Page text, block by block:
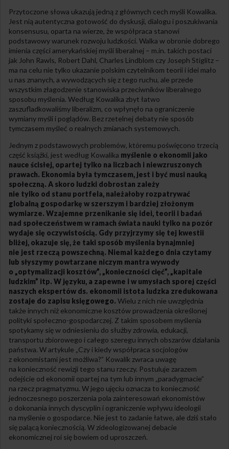
Przytoczone słowa ukazują jedną z głównych cech myśli Kowalika.
Jest nią autentyczna gotowość do dyskusji, dialogu i poszukiwania
konsensusu, oparta na wierze, że współpraca stanowi
podstawowy warunek rozwoju ludzkości. Walka w obronie dobrego
imienia części amerykańskiej myśli liberalnej – m.in. takich postaci
jak John Rawls, Robert Dahl, Charles Lindblom czy Joseph Stiglitz –
ma na celu nie tylko ukazanie polskim czytelnikom teorii i idei mało
u nas znanych, a wywodzących się z tego ruchu, ale przede
wszystkim złagodzenie stanowiska przeciwników liberalnego
sposobu myślenia. Według Kowalika zbyt łatwo
zaszufladkowaliśmy liberalizm, co wpłynęło na ograniczenie
wymiany myśli i poglądów. Bez rzetelnej debaty nie sposób
tymczasem myśleć o realnych zmianach systemowych.
Jednym z podstawowych problemów, któremu poświęcono trzecią
część książki, jest według Kowalika myślenie o ekonomii jako
nauce ścisłej, opartej tylko na liczbach i niewzruszonych
prawach. Ekonomia była tymczasem, jest i być musi nauką
społeczną. A skoro lud zki dobrostan zależy
nie tylko od stanu portfela, należałoby rozpatrywać
globalną gospodarkę w szerszym i bardziej złożonym
wymiarze. Wzajemne przenikanie się idei, teorii i badań
nad społeczeństwem w ramach świata nauki tylko na pozór
wydaje się oczywistością. Gdy przyjrzymy się tej kwestii
bliżej, okazuje się, że taki sposób myślenia bynajmniej
nie jest rzeczą powszechną. Niemal każdego dnia czytamy
lub słyszymy powtarzane niczym mantra wywody
o „optymalizacji kosztów”, „konieczności cięć”, „kapitale
ludzkim” itp. W języku, a zapewne i w umysłach sporej części
naszych ekspertów ds. ekonomii istota ludzka zredukowana
zostaje do zapisu księgowego. Wielu z nich nie uwzględnia
także innych niż ekonomiczne kosztów prowadzenia określonej
polityki społeczno-gospodarczej. Z takim sposobem myślenia
spotykamy się w odniesieniu do służby zdrowia, edukacji,
transportu zbiorowego i całego szeregu innych obszarów działania
państwa. W artykule „Czy i kiedy współpraca socjologów
z ekonomistami jest możliwa?” Kowalik zwraca uwagę
na konieczność rewizji tego stanu rzeczy. Postuluje zarazem
odejście od ekonomii opartej na tym lub innym „paradygmacie”
na rzecz pragmatyzmu. W jego ujęciu oznacza to konieczność
jednoczesnego poszerzenia pola zainteresowań ekonomistów
o dokonania innych dyscyplin i ograniczenie wpływu ideologii
na myślenie o gospodarce. Nie jest to zadanie łatwe, ale dziś stało
się palącą koniecznością. W zideologizowanej debacie
ekonomicznej roi się bowiem od uproszczeń.